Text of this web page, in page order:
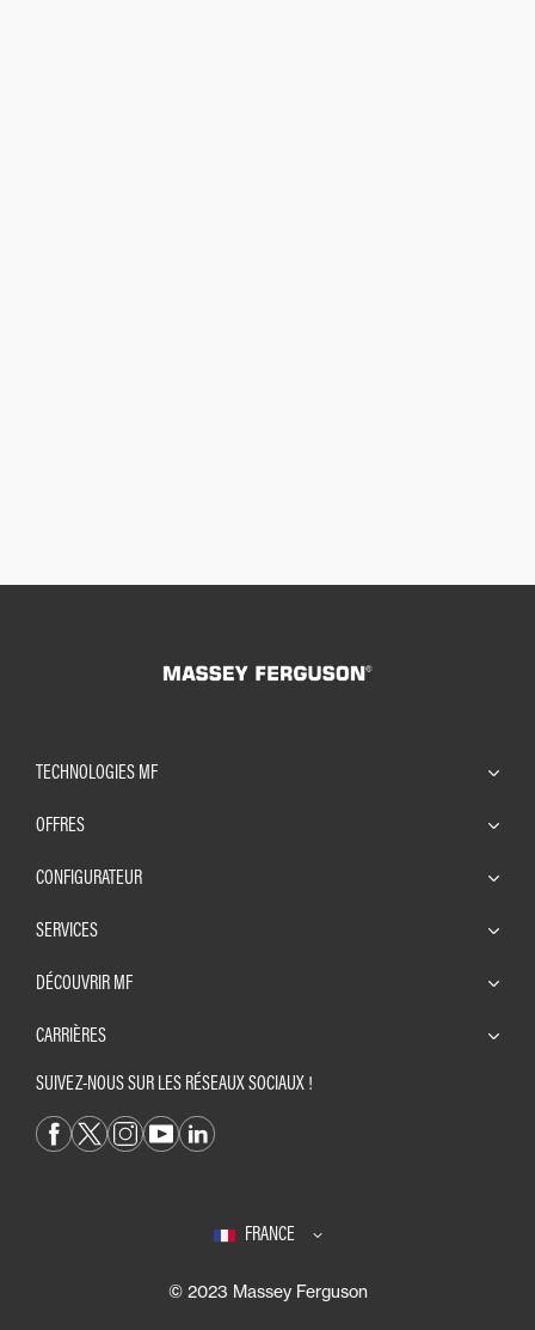
TECHNOLOGIES MF
OFFRES
CONFIGURATEUR
SERVICES
DÉCOUVRIR MF
CARRIÈRES
SUIVEZ-NOUS SUR LES RÉSEAUX SOCIAUX !
FRANCE
© 2023 Massey Ferguson